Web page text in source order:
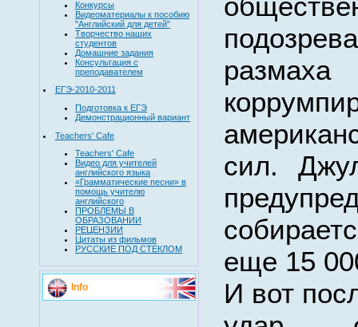
Конкурсы
Видеоматериалы к пособию
"Английский для детей"
Творчество наших
студентов
Домашние задания
Консультация с
преподавателем
ЕГЭ-2010-2011
Подготовка к ЕГЭ
Демонстрационный вариант
Teachers' Cafe
Teachers' Cafe
Видео для учителей
английского языка
«Грамматические песни» в
помощь учителю
английского
ПРОБЛЕМЫ В
ОБРАЗОВАНИИ
РЕЦЕНЗИИ
Цитаты из фильмов
РУССКИЕ ПОД СТЕКЛОМ
Info
размаха
сил.
еще 15
И вот